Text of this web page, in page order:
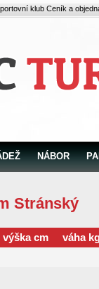
klub Ceník a
NÁBOR
Stránský
výška cm váha